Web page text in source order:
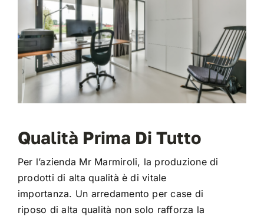
Qualità Prima Di Tutto
Per l’azienda Mr Marmiroli, la produzione di
prodotti di alta qualità è di vitale
importanza. Un arredamento per case di
riposo di alta qualità non solo rafforza la